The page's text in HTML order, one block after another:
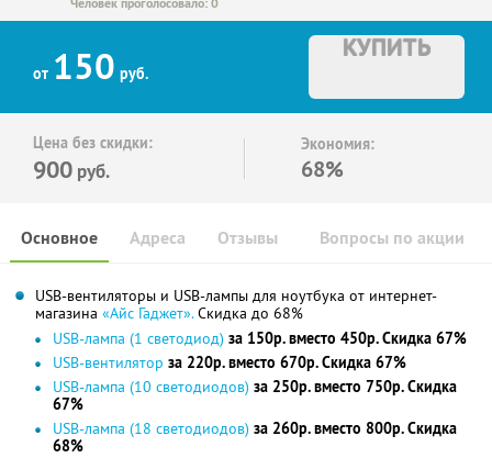
от 150 руб.
КУПИТЬ
Цена без скидки:
900 руб.
Экономия:
68%
Основное Отзывы Вопросы по акции
Адреса
USB-вентиляторы и USB-лампы для ноутбука от интернет-
магазина «Айс Гаджет».Скидка до 68%
USB-лампа (1 светодиод) за 150р. вместо 450р. Скидка 67%
USB-вентилятор за 220р. вместо 670р. Скидка 67%
USB-лампа (10 светодиодов) за 250р. вместо 750р. Скидка
67%
USB-лампа (18 светодиодов) за 260р. вместо 800р. Скидка
68%